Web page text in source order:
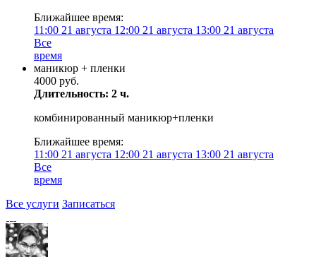
Ближайшее время:
11:00 21 августа 12:00 21 августа 13:00 21 августа
Все
время
маникюр + пленки
4000 руб.
Длительность: 2 ч.
комбинированный маникюр+пленки
Ближайшее время:
11:00 21 августа 12:00 21 августа 13:00 21 августа
Все
время
Все услуги Записаться